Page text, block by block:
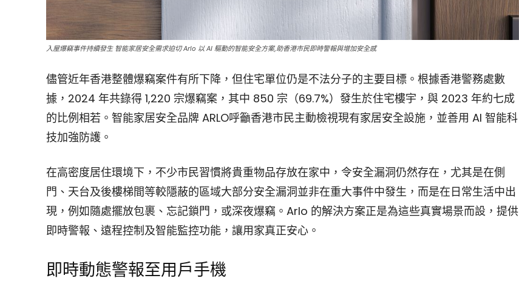
入屋爆竊事件持續發生 智能家居安全需求迫切 Arlo 以 AI 驅動的智能安全方案,助香港市民即時警報與增加安全感
儘管近年香港整體爆竊案件有所下降，但住宅單位仍是不法分子的主要目標。根據香港警務處數
據，2024 年共錄得 1,220 宗爆竊案，其中 850 宗（69.7%）發生於住宅樓宇，與 2023 年約七成
的比例相若。智能家居安全品牌 ARLO呼籲香港市民主動檢視現有家居安全設施，並善用 AI 智能科
技加強防護。
在高密度居住環境下，不少市民習慣將貴重物品存放在家中，令安全漏洞仍然存在，尤其是在側
門、天台及後樓梯間等較隱蔽的區域大部分安全漏洞並非在重大事件中發生，而是在日常生活中出
現，例如隨處擺放包裹、忘記鎖門，或深夜爆竊。Arlo 的解決方案正是為這些真實場景而設，提供
即時警報、遠程控制及智能監控功能，讓用家真正安心。
即時動態警報至用戶手機